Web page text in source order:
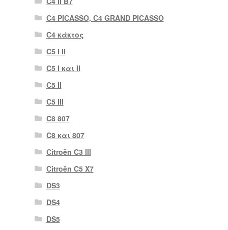
C4 PICASSO, C4 GRAND PICASSO
C4 κάκτος
C5 I II
C5 I και II
C5 II
C5 III
C8 807
C8 και 807
Citroën C3 III
Citroën C5 X7
DS3
DS4
DS5